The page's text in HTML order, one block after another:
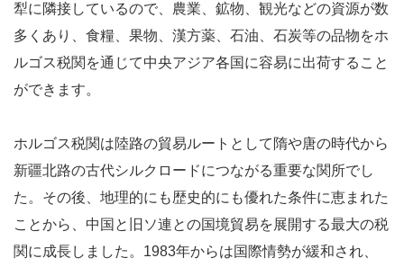
犁に隣接しているので、農業、鉱物、観光などの資源が数
多くあり、食糧、果物、漢方薬、石油、石炭等の品物をホ
ルゴス税関を通じて中央アジア各国に容易に出荷すること
ができます。
ホルゴス税関は陸路の貿易ルートとして隋や唐の時代から
新疆北路の古代シルクロードにつながる重要な関所でし
た。その後、地理的にも歴史的にも優れた条件に恵まれた
ことから、中国と旧ソ連との国境貿易を展開する最大の税
関に成長しました。1983年からは国際情勢が緩和され、